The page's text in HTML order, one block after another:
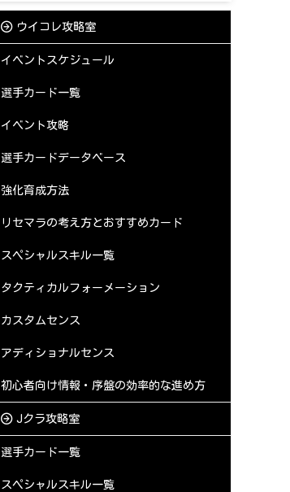
ウイコレ攻略室
イベントスケジュール
選手カード一覧
イベント攻略
選手カードデータベース
強化育成方法
リセマラの考え方とおすすめカード
スペシャルスキル一覧
タクティカルフォーメーション
カスタムセンス
アディショナルセンス
初心者向け情報・序盤の効率的な進め方
Jクラ攻略室
選手カード一覧
スペシャルスキル一覧